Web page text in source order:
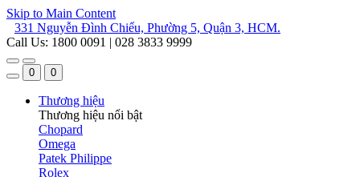
Skip to Main Content
331 Nguyễn Đình Chiểu, Phường 5, Quận 3, HCM.
Call Us: 1800 0091 | 028 3833 9999
0 0
Thương hiệu
Thương hiệu nổi bật
Chopard
Omega
Patek Philippe
Rolex